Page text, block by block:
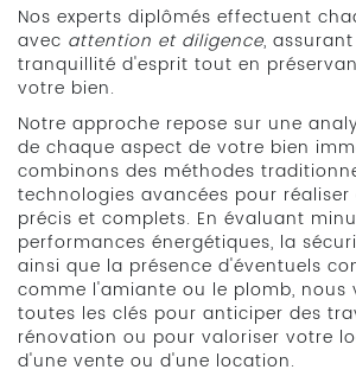
Nos experts diplômés effectuent
avec attention et diligence,
tranquillité d'esprit tout en
votre bien.
Notre approche repose sur une
de chaque aspect de votre bien
combinons des méthodes
technologies avancées pour
précis et complets. En évaluant
performances énergétiques, la
ainsi que la présence d'éventuels
comme l'amiante ou le plomb, nous
toutes les clés pour anticiper des
rénovation ou pour valoriser votre
d'une vente ou d'une location.